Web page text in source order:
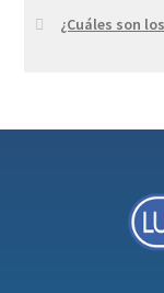
¿Cuáles son